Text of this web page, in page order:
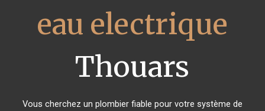
eau electrique
Thouars
Vous cherchez un plombier fiable pour votre système de